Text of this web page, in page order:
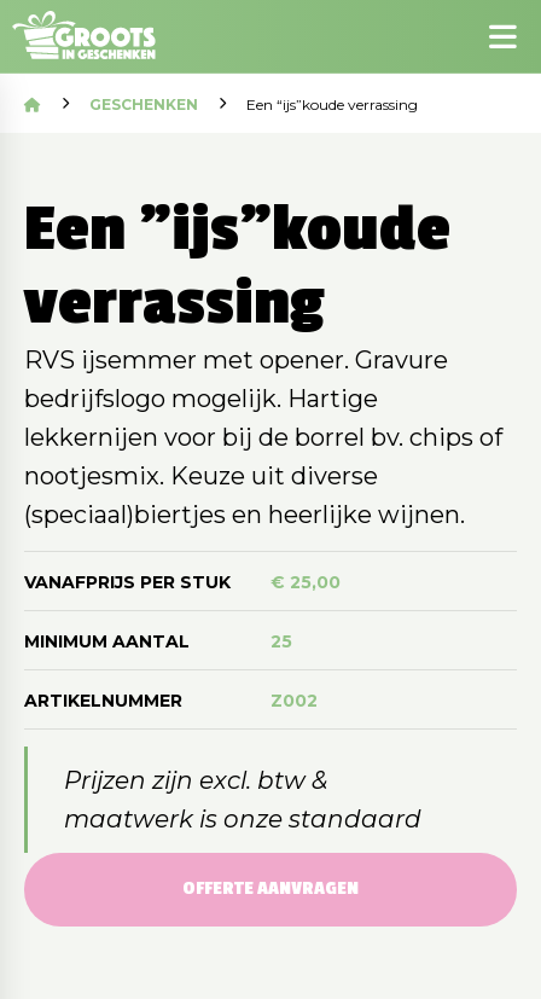
GESCHENKEN Een “ijs”koude verrassing
Een "ijs"koude
verrassing
RVS ijsemmer met opener. Gravure
bedrijfslogo mogelijk. Hartige
lekkernijen voor bij de borrel bv. chips of
nootjesmix. Keuze uit diverse
(speciaal)biertjes en heerlijke wijnen.
VANAFPRIJS PER STUK € 25,00
MINIMUM AANTAL 25
ARTIKELNUMMER Z002
Prijzen zijn excl. btw &
maatwerk is onze standaard
OFFERTE AANVRAGEN